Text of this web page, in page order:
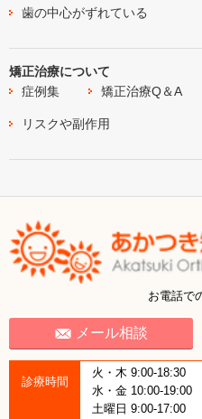
歯の中心がずれている
矯正治療について
症例集
矯正治療Q＆A
リスクや副作用
お電話で
メール相談
診療時間
火・木 9:00-18:30
水・金 10:00-19:00
土曜日 9:00-17:00